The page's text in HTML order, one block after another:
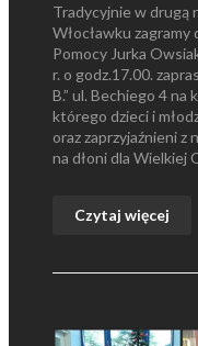
Tradycyjnie w drugą
Włocławku
Pomocy Jurka
r. o godz.17.00.
B.” ul. Bechiego 4 na
którego dzieci i
oraz zaprzyjaźnieni z
na dłoni dla Wielkiej
Czytaj więcej